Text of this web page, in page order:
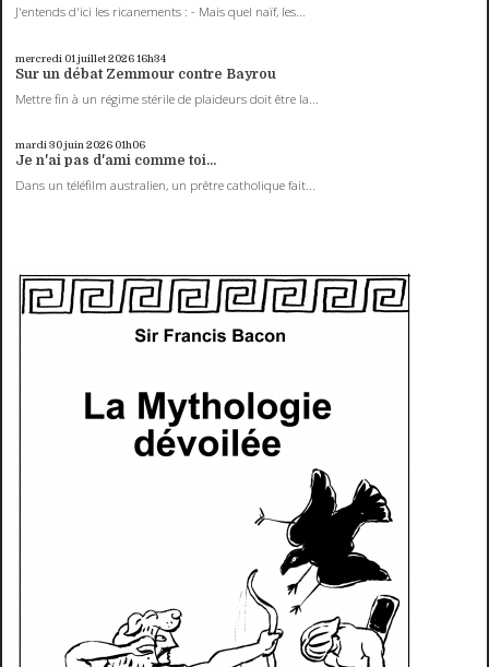
J'entends d'ici les ricanements : - Mais quel naïf, les...
mercredi 01 juillet 202616h34
Sur un débat Zemmour contre Bayrou
Mettre fin à un régime stérile de plaideurs doit être la...
mardi 30juin 2026 01h06
Je n'ai pas d'ami comme toi...
Dans un téléfilm australien, un prêtre catholique fait...